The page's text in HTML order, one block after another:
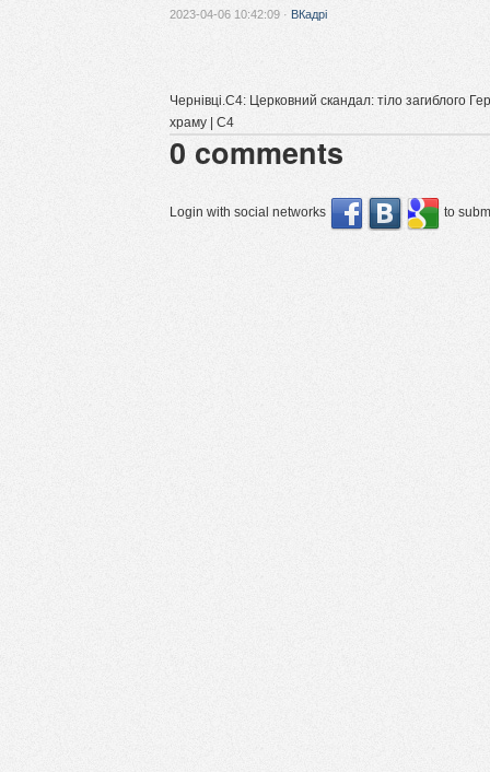
2023-04-06 10:42:09 · ВКадрі
Чернівці.C4: Церковний скандал: тіло
храму | С4
0 comments
Login with social networks to